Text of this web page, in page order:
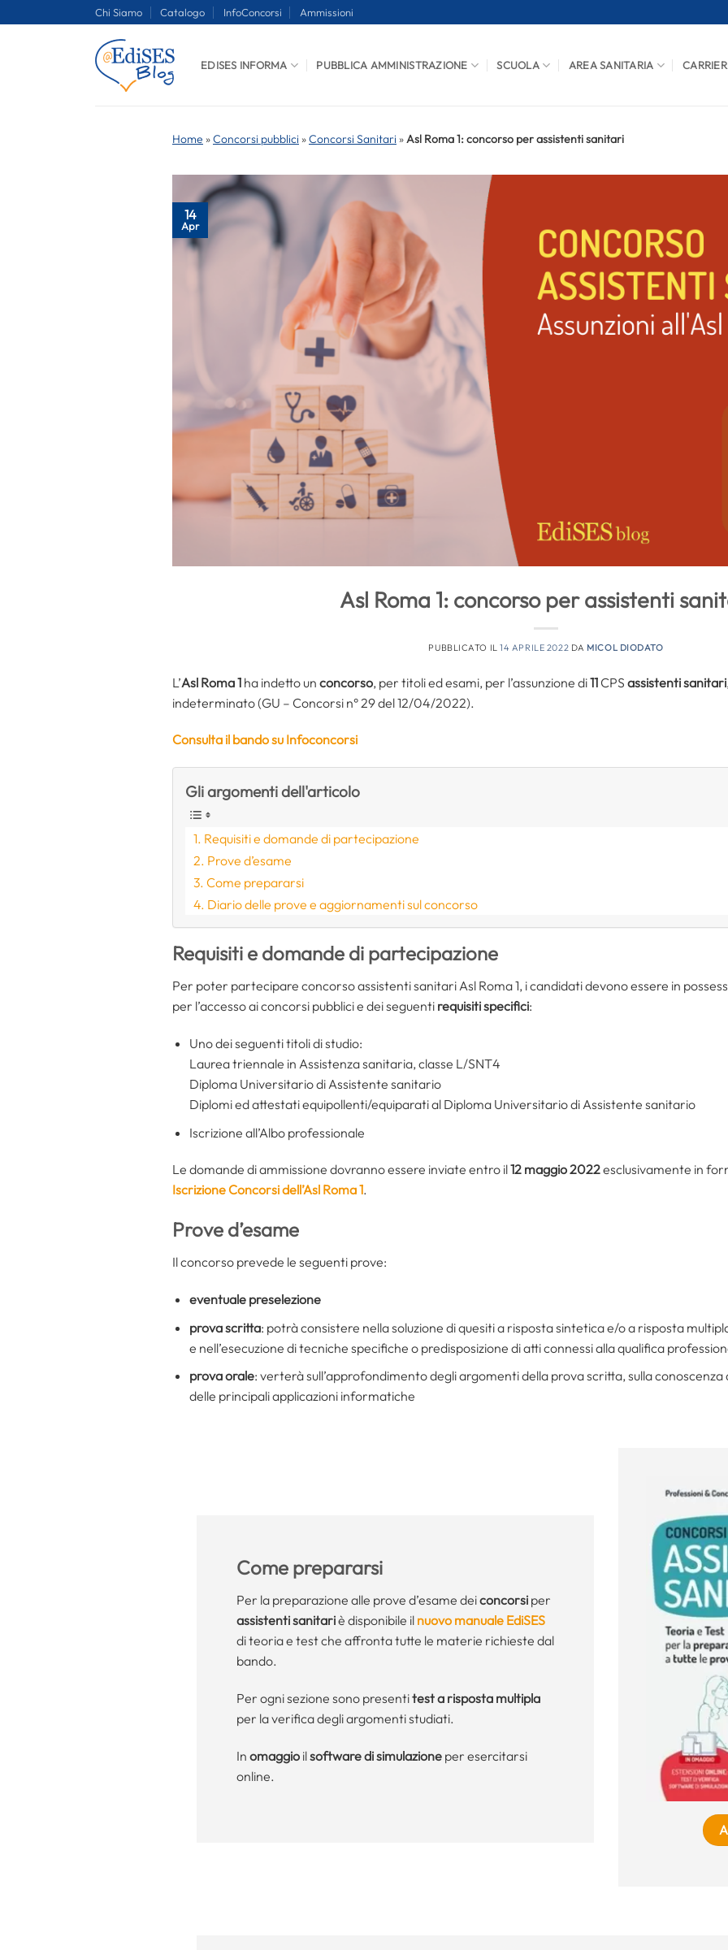
Chi Siamo Catalogo InfoConcorsi Ammissioni
EDISES INFORMA PUBBLICA AMMINISTRAZIONE SCUOLA AREA SANITARIA
Home »Concorsi pubblici »Concorsi Sanitari »Asl Roma 1: concorso per assistenti sanitari
14
Apr
Asl Roma 1: concorso per assistenti
PUBBLICATO IL14 APRILE 2022 DA MICOL DIODATO
L’Asl Roma 1 ha indetto un concorso, per titoli ed esami, per l’assunzione di11CPS assistenti sanitari
indeterminato (GU – Concorsi n° 29 del 12/04/2022).
Consulta il bando su Infoconcorsi
Gli argomenti dell'articolo
Requisiti e domande di partecipazione
Prove d’esame
Come prepararsi
Diario delle prove e aggiornamenti sul concorso
Requisiti e domande di partecipazione
Per poter partecipare concorso assistenti sanitari Asl Roma 1, i candidati devono essere in
per l’accesso ai concorsi pubblici e dei seguenti requisiti specifici:
Uno dei seguenti titoli di studio:
Laurea triennale in Assistenza sanitaria, classe L/SNT4
Diploma Universitario di Assistente sanitario
Diplomi ed attestati equipollenti/equiparati al Diploma Universitario di Assistente sanitario
Iscrizione all’Albo professionale
Le domande di ammissione dovranno essere inviate entro il12 maggio 2022esclusivamente in
Iscrizione Concorsi dell’Asl Roma 1.
Prove d’esame
Il concorso prevede le seguenti prove:
eventuale preselezione
prova scritta: potrà consistere nella soluzione di quesiti a risposta sintetica e/o a risposta
e nell’esecuzione di tecniche specifiche o predisposizione di atti connessi alla qualifica
prova orale: verterà sull’approfondimento degli argomenti della prova scritta, sulla conoscenza
delle principali applicazioni informatiche
Come prepararsi
Per la preparazione alle prove d’esame deiconcorsiper
assistenti sanitariè disponibile il nuovo manuale EdiSES
di teoria e test che affronta tutte le materie richieste dal
bando.
Per ogni sezione sono presentitest a risposta multipla
per la verifica degli argomenti studiati.
In omaggioilsoftware di simulazioneper esercitarsi
online.